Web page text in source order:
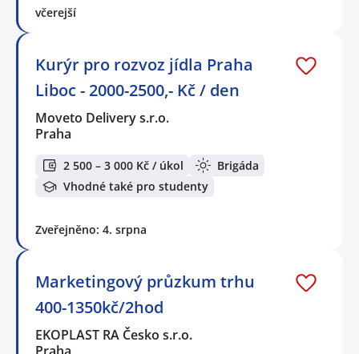
včerejší
Kurýr pro rozvoz jídla Praha
Liboc - 2000-2500,- Kč / den
Moveto Delivery s.r.o.
Praha
2 500 – 3 000 Kč / úkol
Brigáda
Vhodné také pro studenty
Zveřejněno: 4. srpna
Marketingový průzkum trhu
400-1350kč/2hod
EKOPLAST RA Česko s.r.o.